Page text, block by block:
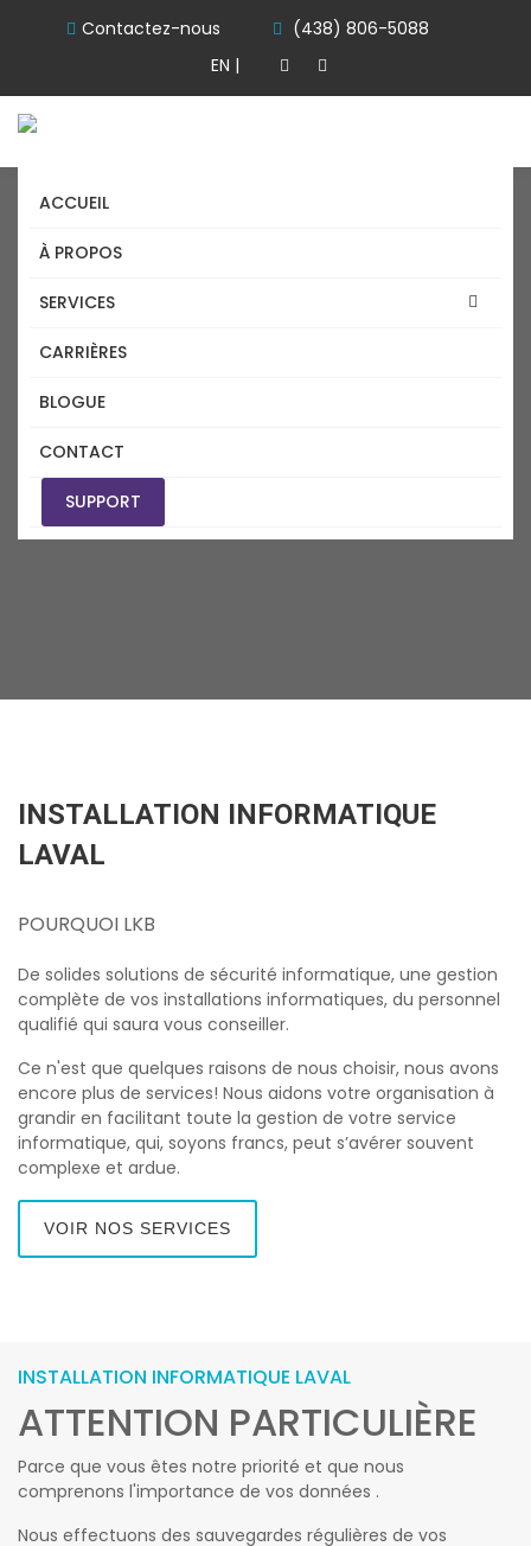
Contactez-nous
(438) 806-5088
EN |
ACCUEIL
À PROPOS
SERVICES
CARRIÈRES
BLOGUE
CONTACT
SUPPORT
INSTALLATION
INFORMATIQUE LAVAL
Accueil Installation Informatique Laval
INSTALLATION INFORMATIQUE
LAVAL
POURQUOI LKB
De solides solutions de sécurité informatique, une gestion
complète de vos installations informatiques, du personnel
qualifié qui saura vous conseiller.
Ce n'est que quelques raisons de nous choisir, nous avons
encore plus de services! Nous aidons votre organisation à
grandir en facilitant toute la gestion de votre service
informatique, qui, soyons francs, peut s’avérer souvent
complexe et ardue.
VOIR NOS SERVICES
INSTALLATION INFORMATIQUE LAVAL
ATTENTION PARTICULIÈRE
Parce que vous êtes notre priorité et que nous
comprenons l'importance de vos données .
Nous effectuons des sauvegardes régulières de vos